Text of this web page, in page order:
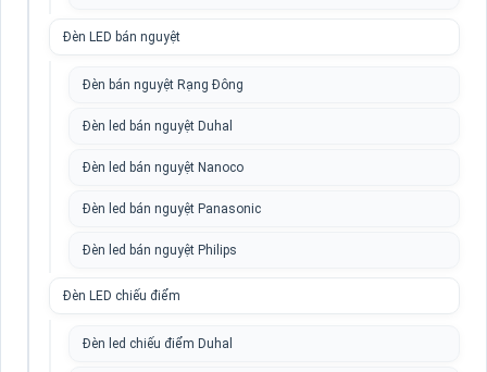
Đèn LED bán nguyệt
Đèn bán nguyệt Rạng Đông
Đèn led bán nguyệt Duhal
Đèn led bán nguyệt Nanoco
Đèn led bán nguyệt Panasonic
Đèn led bán nguyệt Philips
Đèn LED chiếu điểm
Đèn led chiếu điểm Duhal